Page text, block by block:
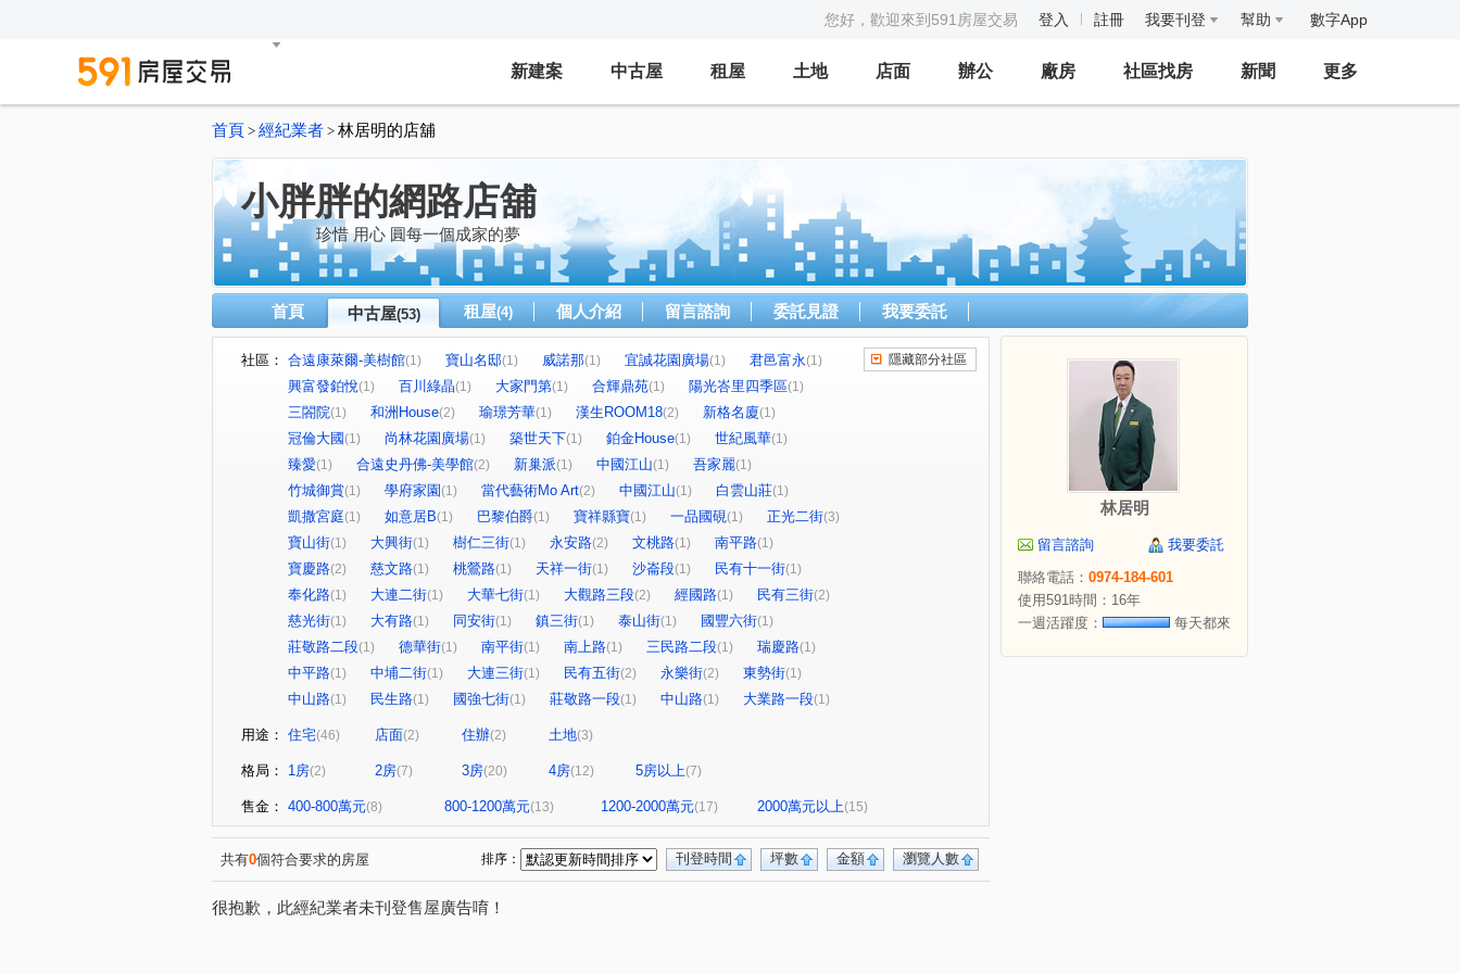
您好，歡迎來到591房屋交易 登入 註冊 我要刊登 幫助 數字App
新建案 中古屋 租屋 土地 店面 辦公 廠房 社區找房 新聞 更多
首頁 > 經紀業者 > 林居明的店舖
小胖胖的網路店舖
珍惜 用心 圓每一個成家的夢
首頁 中古屋(53) 租屋(4) 個人介紹 留言諮詢 委託見證 我要委託
社區： 合遠康萊爾-美樹館(1) 寶山名邸(1) 威諾那(1) 宜誠花園廣場(1) 君邑富永(1)
興富發鉑悅(1) 百川綠晶(1) 大家門第(1) 合輝鼎苑(1) 陽光峇里四季區(1)
三閤院(1) 和洲House(2) 瑜璟芳華(1) 漢生ROOM18(2) 新格名廈(1)
冠倫大國(1) 尚林花園廣場(1) 築世天下(1) 鉑金House(1) 世紀風華(1)
臻愛(1) 合遠史丹佛-美學館(2) 新巢派(1) 中國江山(1) 吾家麗(1)
竹城御賞(1) 學府家園 (1) 當代藝術Mo Art(2) 中國江山(1) 白雲山莊(1)
凱撒宮庭(1) 如意居B(1) 巴黎伯爵(1) 寶祥縣寶(1) 一品國硯(1) 正光二街(3)
寶山街(1) 大興街(1) 樹仁三街(1) 永安路(2) 文桃路(1) 南平路(1)
寶慶路(2) 慈文路(1) 桃鶯路(1) 天祥一街(1) 沙崙段(1) 民有十一街(1)
奉化路(1) 大連二街(1) 大華七街(1) 大觀路三段(2) 經國路(1) 民有三街(2)
慈光街(1) 大有路(1) 同安街(1) 鎮三街(1) 泰山街(1) 國豐六街(1)
莊敬路二段(1) 德華街(1) 南平街(1) 南上路(1) 三民路二段(1) 瑞慶路(1)
中平路(1) 中埔二街(1) 大連三街(1) 民有五街(2) 永樂街(2) 東勢街(1)
中山路(1) 民生路(1) 國強七街(1) 莊敬路一段(1) 中山路(1) 大業路一段(1)
隱藏部分社區
用途： 住宅(46) 店面(2) 住辦(2) 土地(3)
格局： 1房(2) 2房(7) 3房(20) 4房(12) 5房以上(7)
售金： 400-800萬元(8) 800-1200萬元(13) 1200-2000萬元(17) 2000萬元以上(15)
共有0個符合要求的房屋 瀏覽人數
金額
坪數
刊登時間
排序：
很抱歉，此經紀業者未刊登售屋廣告唷！
林居明
留言諮詢
我要委託
聯絡電話： 0974-184-601
使用591時間：16年
一週活躍度：
每天都來